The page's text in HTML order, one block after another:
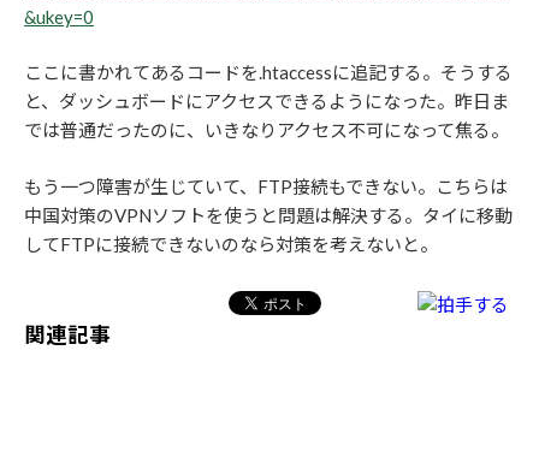
&ukey=0
ここに書かれてあるコードを.htaccessに追記する。そうする
と、ダッシュボードにアクセスできるようになった。昨日ま
では普通だったのに、いきなりアクセス不可になって焦る。
もう一つ障害が生じていて、FTP接続もできない。こちらは
中国対策のVPNソフトを使うと問題は解決する。タイに移動
してFTPに接続できないのなら対策を考えないと。
関連記事